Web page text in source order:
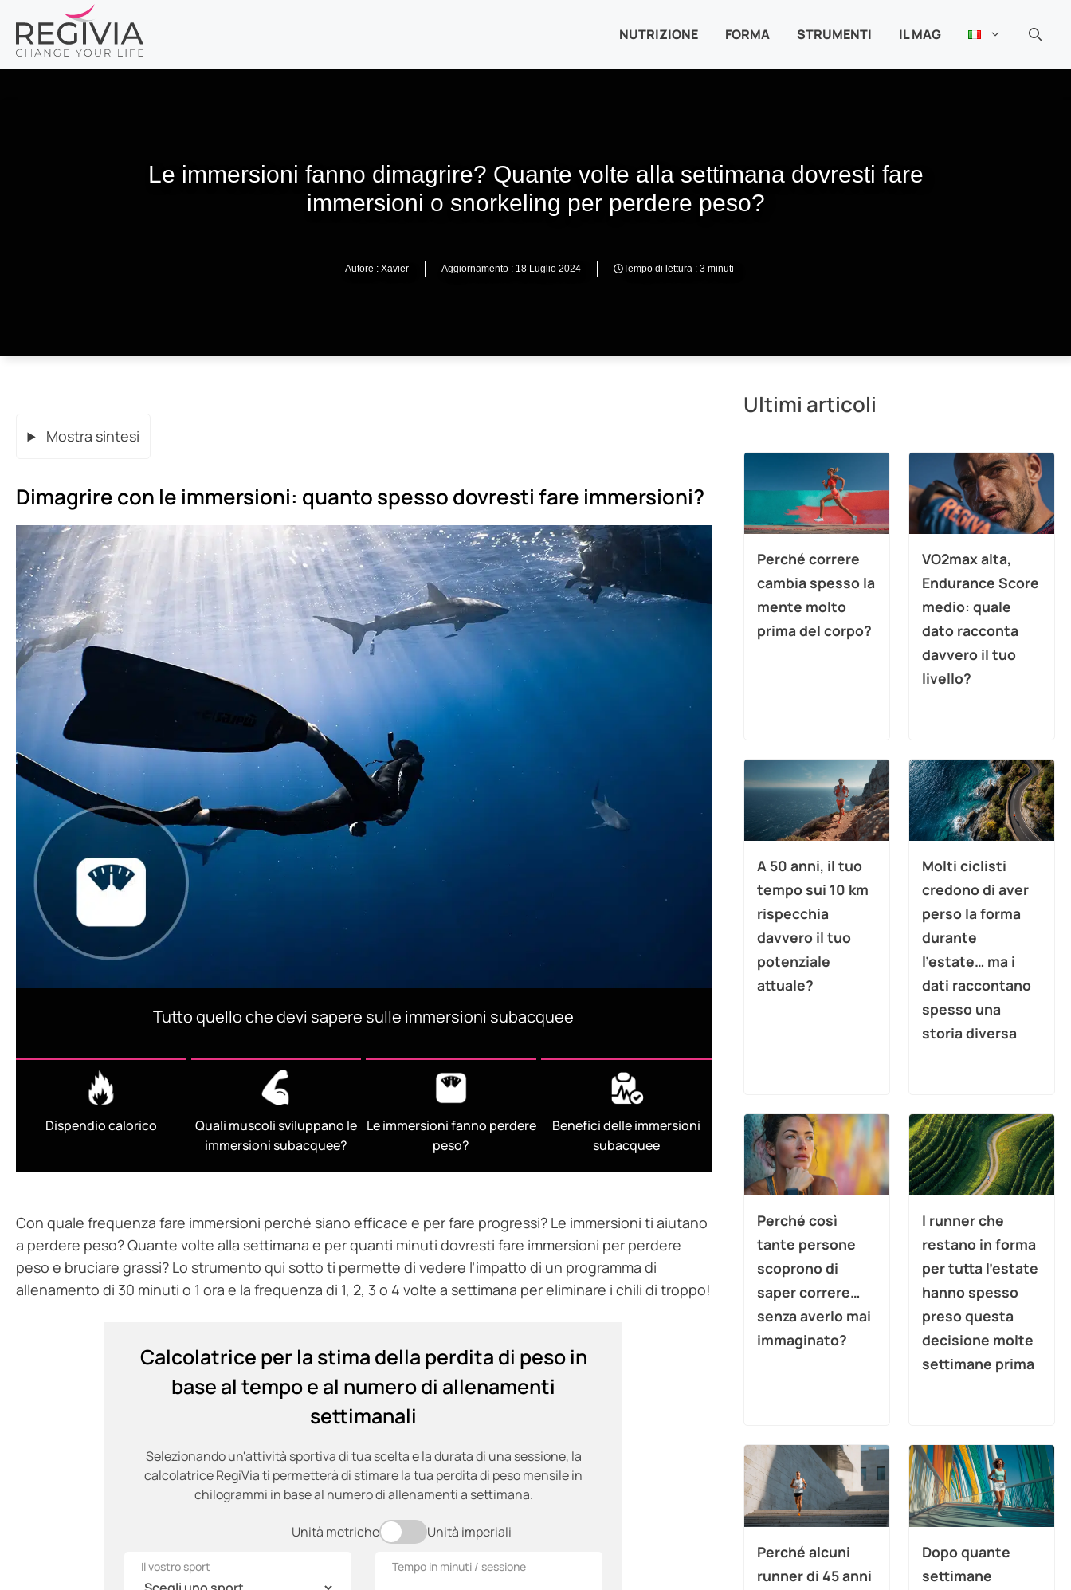
contenuto
NUTRIZIONE FORMA STRUMENTI IL MAG
Le immersioni fanno dimagrire? Quante volte alla settimana dovresti fare
immersioni o snorkeling per perdere peso?
Autore : Xavier Aggiornamento : 18 Luglio 2024 Tempo di lettura : 3 minuti
Mostra sintesi
Dimagrire con le immersioni: quanto spesso dovresti fare immersioni?
Tutto quello che devi sapere sulle immersioni subacquee
Dispendio calorico
Quali muscoli sviluppano le
immersioni subacquee?
Le immersioni fanno perdere
peso?
Benefici delle immersioni
subacquee
Con quale frequenza fare immersioni perché siano efficace e per fare progressi? Le immersioni ti aiutano
a perdere peso? Quante volte alla settimana e per quanti minuti dovresti fare immersioni per perdere
peso e bruciare grassi? Lo strumento qui sotto ti permette di vedere l’impatto di un programma di
allenamento di 30 minuti o 1 ora e la frequenza di 1, 2, 3 o 4 volte a settimana per eliminare i chili di troppo!
Calcolatrice per la stima della perdita di peso in
base al tempo e al numero di allenamenti
settimanali
Selezionando un'attività sportiva di tua scelta e la durata di una sessione, la
calcolatrice RegiVia ti permetterà di stimare la tua perdita di peso mensile in
chilogrammi in base al numero di allenamenti a settimana.
Unità metriche Unità imperiali
Il vostro sport Tempo in minuti / sessione
Ultimi articoli
Perché correre
cambia spesso la
mente molto
prima del corpo?
VO2max alta,
Endurance Score
medio: quale
dato racconta
davvero il tuo
livello?
A 50 anni, il tuo
tempo sui 10 km
rispecchia
davvero il tuo
potenziale
attuale?
Molti ciclisti
credono di aver
perso la forma
durante
l’estate… ma i
dati raccontano
spesso una
storia diversa
Perché così
tante persone
scoprono di
saper correre…
senza averlo mai
immaginato?
I runner che
restano in forma
per tutta l’estate
hanno spesso
preso questa
decisione molte
settimane prima
Perché alcuni
runner di 45 anni
Dopo quante
settimane